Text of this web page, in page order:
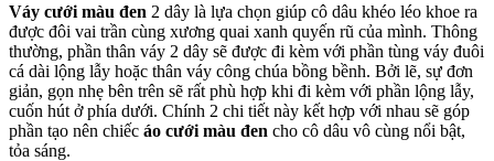
Váy cưới màu đen 2 dây là lựa chọn giúp cô dâu khéo léo khoe ra
được đôi vai trần cùng xương quai xanh quyến rũ của mình. Thông
thường, phần thân váy 2 dây sẽ được đi kèm với phần tùng váy đuôi
cá dài lộng lẫy hoặc thân váy công chúa bồng bềnh. Bởi lẽ, sự đơn
giản, gọn nhẹ bên trên sẽ rất phù hợp khi đi kèm với phần lộng lẫy,
cuốn hút ở phía dưới. Chính 2 chi tiết này kết hợp với nhau sẽ góp
phần tạo nên chiếc áo cưới màu đen cho cô dâu vô cùng nổi bật,
tỏa sáng.